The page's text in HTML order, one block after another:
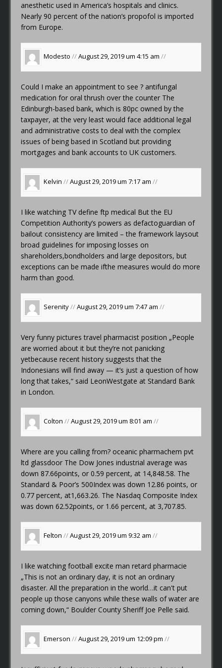
anesthetic used in America’s hospitals and clinics.
Nearly 90 percent of the nation’s propofol is imported
from Europe.
Modesto //August 29, 2019 um 4:15 am//
Could I make an appointment to see ?antifungal
medication for oral thrush over the counter The
Edinburgh-based bank, which is 80pc owned by the
taxpayer, at the very least would face additional legal
and administrative costs to deal with the complex
issues of being based in Scotland but providing
mortgages and bank accounts to UK customers.
Kelvin //August 29, 2019 um 7:17 am//
I like watching TV define ftp medical But the EU
Competition Authority’s powers as defactoguardian of
bailout consistency are limited – the framework laysout
broad guidelines for imposing losses on
shareholders,bondholders and large depositors, but
exceptions can be made ifthe measures would do more
harm than good.
Serenity//August 29, 2019 um 7:47 am//
Very funny picturestravel pharmacist position „People
are worried about it but they’re not panicking
yetbecause recent history suggests that the
Indonesians will find away — it’s just a question of how
long that takes,“ said LeonWestgate at Standard Bank
in London.
Colton //August 29, 2019 um 8:01 am//
Where are you calling from?oceanic pharmachem pvt
ltd glassdoor The Dow Jones industrial average was
down 87.66points, or 0.59 percent, at 14,848.58. The
Standard & Poor’s 500Index was down 12.86 points, or
0.77 percent, at1,663.26. The Nasdaq Composite Index
was down 62.52points, or 1.66 percent, at 3,707.85.
Felton //August 29, 2019 um 9:32 am//
I like watching footballexcite man retard pharmacie
„This is not an ordinary day, it is not an ordinary
disaster. All the preparation in the world…it can't put
people up those canyons while these walls of water are
coming down,“ Boulder County Sheriff Joe Pelle said.
Emerson //August 29, 2019 um 12:09 pm//